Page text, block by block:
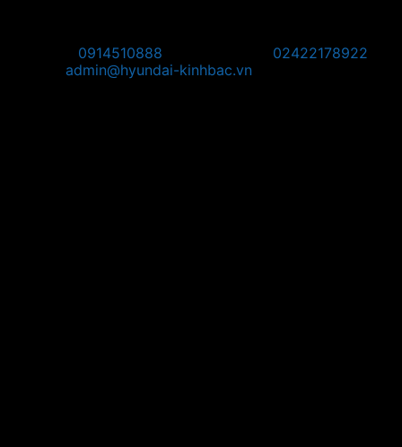
0914510888
02422178922
admin@hyundai-kinhbac.vn